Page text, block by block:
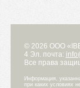
© 2026 ООО
4 Эл. почта:
Все права
Информация,
при каких условиях